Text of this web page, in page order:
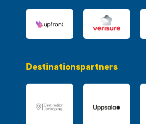
Destinationspartners